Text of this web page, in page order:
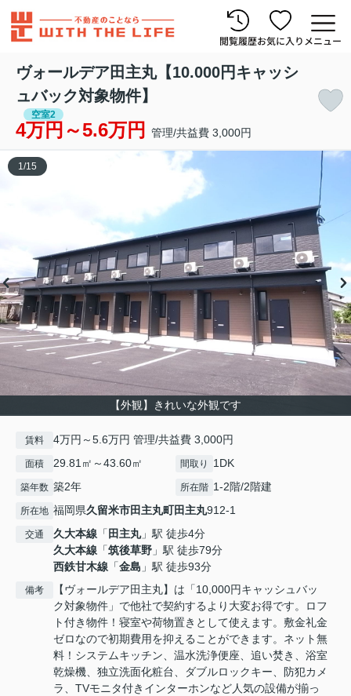
閲覧履歴お気に入り メニュー
ヴォールデア田主丸【10.000円キャッシ
ュバック対象物件】
空室2
4万円～5.6万円 管理/共益費 3,000円
【外観】きれいな外観です
1/15
賃料 4万円～5.6万円 管理/共益費 3,000円
面積 29.81㎡～43.60㎡ 間取り 1DK
築年数 築2年 所在階 1-2階/2階建
所在地 福岡県久留米市田主丸町田主丸912-1
交通 久大本線 「 田主丸」駅 徒歩4分
久大本線 「筑後草野 」駅 徒歩79分
西鉄甘木線 「金島 」駅 徒歩93分
備考
【ヴォールデア田主丸】は「10,000円キャッシュバッ
ク対象物件」で他社で契約するより大変お得です。ロフ
ト付き物件！寝室や荷物置きとして使えます。敷金礼金
ゼロなので初期費用を抑えることができます。ネット無
料！システムキッチン、温水洗浄便座、追い焚き、浴室
乾燥機、独立洗面化粧台、ダブルロックキー、防犯カメ
ラ、TVモニタ付きインターホンなど人気の設備が揃っ